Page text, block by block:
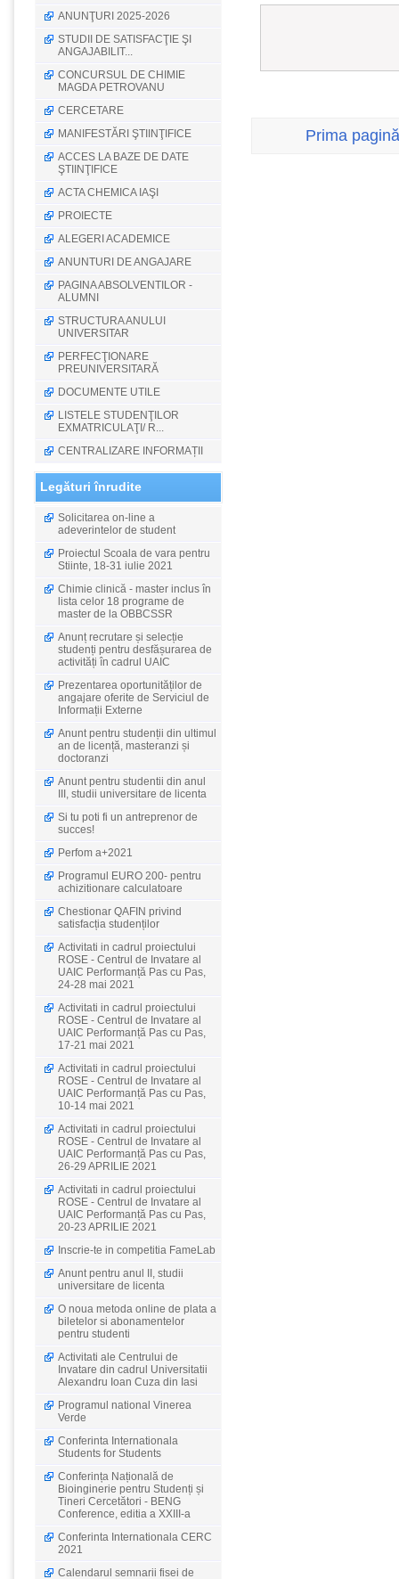
ANUNŢURI 2025-2026
STUDII DE SATISFACŢIE ŞI
ANGAJABILIT...
CONCURSUL DE CHIMIE
MAGDA PETROVANU
CERCETARE
MANIFESTĂRI ŞTIINŢIFICE
ACCES LA BAZE DE DATE
ŞTIINŢIFICE
ACTA CHEMICA IAŞI
PROIECTE
ALEGERI ACADEMICE
ANUNTURI DE ANGAJARE
PAGINA ABSOLVENTILOR -
ALUMNI
STRUCTURA ANULUI
UNIVERSITAR
PERFECŢIONARE
PREUNIVERSITARĂ
DOCUMENTE UTILE
LISTELE STUDENŢILOR
EXMATRICULAŢI/ R...
CENTRALIZARE INFORMAȚII
Legături înrudite
Solicitarea on-line a
adeverintelor de student
Proiectul Scoala de vara pentru
Stiinte, 18-31 iulie 2021
Chimie clinică - master inclus în
lista celor 18 programe de
master de la OBBCSSR
Anunț recrutare și selecție
studenți pentru desfășurarea de
activități în cadrul UAIC
Prezentarea oportunităților de
angajare oferite de Serviciul de
Informații Externe
Anunt pentru studenții din ultimul
an de licență, masteranzi și
doctoranzi
Anunt pentru studentii din anul
III, studii universitare de licenta
Si tu poti fi un antreprenor de
succes!
Perfom a+2021
Programul EURO 200- pentru
achizitionare calculatoare
Chestionar QAFIN privind
satisfacția studenților
Activitati in cadrul proiectului
ROSE - Centrul de Invatare al
UAIC Performanță Pas cu Pas,
24-28 mai 2021
Activitati in cadrul proiectului
ROSE - Centrul de Invatare al
UAIC Performanță Pas cu Pas,
17-21 mai 2021
Activitati in cadrul proiectului
ROSE - Centrul de Invatare al
UAIC Performanță Pas cu Pas,
10-14 mai 2021
Activitati in cadrul proiectului
ROSE - Centrul de Invatare al
UAIC Performanță Pas cu Pas,
26-29 APRILIE 2021
Activitati in cadrul proiectului
ROSE - Centrul de Invatare al
UAIC Performanță Pas cu Pas,
20-23 APRILIE 2021
Inscrie-te in competitia FameLab
Anunt pentru anul II, studii
universitare de licenta
O noua metoda online de plata a
biletelor si abonamentelor
pentru studenti
Activitati ale Centrului de
Invatare din cadrul Universitatii
Alexandru Ioan Cuza din Iasi
Programul national Vinerea
Verde
Conferinta Internationala
Students for Students
Conferința Națională de
Bioinginerie pentru Studenți și
Tineri Cercetători - BENG
Conference, editia a XXIII-a
Conferinta Internationala CERC
2021
Calendarul semnarii fisei de
Prima pagină